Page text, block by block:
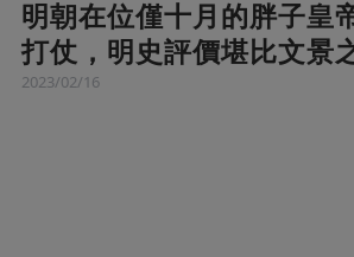
明朝在位僅十月的胖子皇
打仗，明史評價堪比文景
2023/02/16